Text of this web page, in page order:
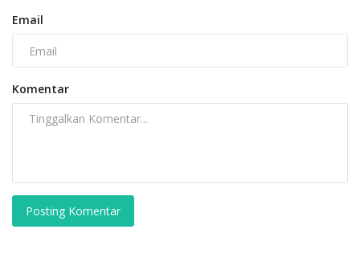
Email
Komentar
Posting Komentar